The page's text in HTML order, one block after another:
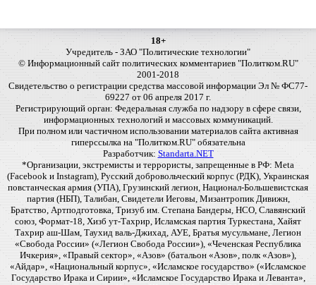
18+
Учредитель - ЗАО "Политические технологии"
© Информационный сайт политических комментариев "Политком.RU"
2001-2018
Свидетельство о регистрации средства массовой информации Эл № ФС77-
69227 от 06 апреля 2017 г.
Регистрирующий орган: Федеральная служба по надзору в сфере связи,
информационных технологий и массовых коммуникаций.
При полном или частичном использовании материалов сайта активная
гиперссылка на "Политком.RU" обязательна
Разработчик: Standarta.NET
*Организации, экстремисты и террористы, запрещенные в РФ: Meta
(Facebook и Instagram), Русский добровольческий корпус (РДК), Украинская
повстанческая армия (УПА), Грузинский легион, Национал-Большевистская
партия (НБП), Талибан, Свидетели Иеговы, Мизантропик Дивижн,
Братство, Артподготовка, Тризуб им. Степана Бандеры, НСО, Славянский
союз, Формат-18, Хизб ут-Тахрир, Исламская партия Туркестана, Хайят
Тахрир аш-Шам, Таухид валь-Джихад, АУЕ, Братья мусульмане, Легион
«Свобода России» («Легион Свобода России»), «Чеченская Республика
Ичкерия», «Правый сектор», «Азов» (батальон «Азов», полк «Азов»),
«Айдар», «Национальный корпус», «Исламское государство» («Исламское
Государство Ирака и Сирии», «Исламское Государство Ирака и Леванта»,